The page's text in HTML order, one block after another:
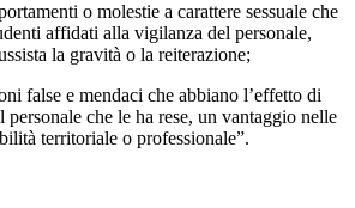
o molestie a carattere sessuale che
affidati alla vigilanza del personale,
la gravità o la reiterazione;
false e mendaci che abbiano l’effetto di
personale che le ha rese, un vantaggio nelle
territoriale o professionale”.